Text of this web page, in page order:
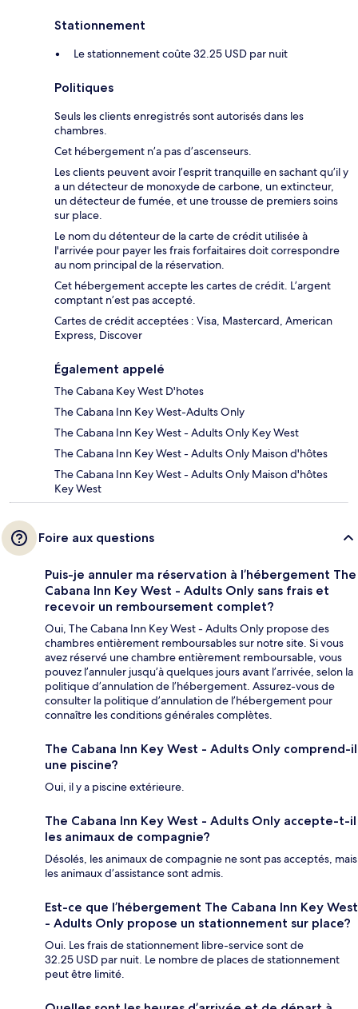
Stationnement
Le stationnement coûte 32.25 USD par nuit
Politiques
Seuls les clients enregistrés sont autorisés dans les
chambres.
Cet hébergement n’a pas d’ascenseurs.
Les clients peuvent avoir l’esprit tranquille en sachant qu’il y
a un détecteur de monoxyde de carbone, un extincteur,
un détecteur de fumée, et une trousse de premiers soins
sur place.
Le nom du détenteur de la carte de crédit utilisée à
l'arrivée pour payer les frais forfaitaires doit correspondre
au nom principal de la réservation.
Cet hébergement accepte les cartes de crédit. L’argent
comptant n’est pas accepté.
Cartes de crédit acceptées : Visa, Mastercard, American
Express, Discover
Également appelé
The Cabana Key West D'hotes
The Cabana Inn Key West-Adults Only
The Cabana Inn Key West - Adults Only Key West
The Cabana Inn Key West - Adults Only Maison d'hôtes
The Cabana Inn Key West - Adults Only Maison d'hôtes
Key West
Foire aux questions
Puis-je annuler ma réservation à l’hébergement The
Cabana Inn Key West - Adults Only sans frais et
recevoir un remboursement complet?
Oui, The Cabana Inn Key West - Adults Only propose des
chambres entièrement remboursables sur notre site. Si vous
avez réservé une chambre entièrement remboursable, vous
pouvez l’annuler jusqu’à quelques jours avant l’arrivée, selon la
politique d’annulation de l’hébergement. Assurez-vous de
consulter la politique d’annulation de l’hébergement pour
connaître les conditions générales complètes.
The Cabana Inn Key West - Adults Only comprend-il
une piscine?
Oui, il y a piscine extérieure.
The Cabana Inn Key West - Adults Only accepte-t-il
les animaux de compagnie?
Désolés, les animaux de compagnie ne sont pas acceptés, mais
les animaux d’assistance sont admis.
Est-ce que l’hébergement The Cabana Inn Key West
- Adults Only propose un stationnement sur place?
Oui. Les frais de stationnement libre-service sont de
32.25 USD par nuit. Le nombre de places de stationnement
peut être limité.